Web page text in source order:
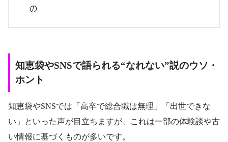
の
知恵袋やSNSで語られる“なれない”説のウソ・
ホント
知恵袋やSNSでは「高卒で総合職は無理」「出世できな
い」といった声が目立ちますが、これは一部の体験談や古
い情報に基づくものが多いです。